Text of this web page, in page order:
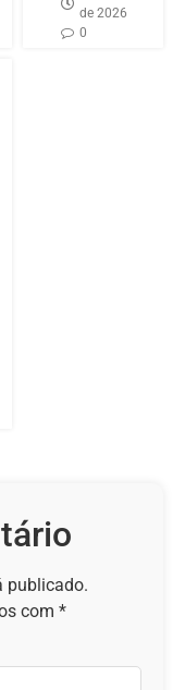
de 2026
0
publicado.
com *